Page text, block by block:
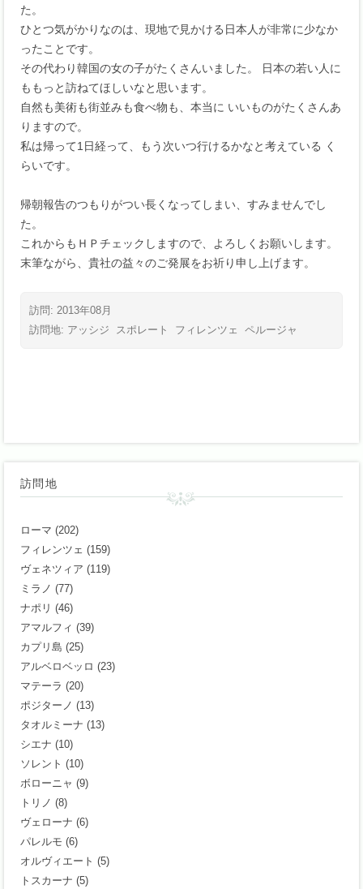
た。
ひとつ気がかりなのは、現地で見かける日本人が非常に少なか
ったことです。
その代わり韓国の女の子がたくさんいました。 日本の若い人に
ももっと訪ねてほしいなと思います。
自然も美術も街並みも食べ物も、本当に いいものがたくさんあ
りますので。
私は帰って1日経って、もう次いつ行けるかなと考えている く
らいです。
帰朝報告のつもりがつい長くなってしまい、すみませんでし
た。
これからもＨＰチェックしますので、よろしくお願いします。
末筆ながら、貴社の益々のご発展をお祈り申し上げます。
訪問: 2013年08月
訪問地: アッシジ スポレート フィレンツェ ペルージャ
訪問地
ローマ (202)
フィレンツェ (159)
ヴェネツィア (119)
ミラノ (77)
ナポリ (46)
アマルフィ (39)
カプリ島 (25)
アルベロベッロ (23)
マテーラ (20)
ポジターノ (13)
タオルミーナ (13)
シエナ (10)
ソレント (10)
ボローニャ (9)
トリノ (8)
ヴェローナ (6)
パレルモ (6)
オルヴィエート (5)
トスカーナ (5)